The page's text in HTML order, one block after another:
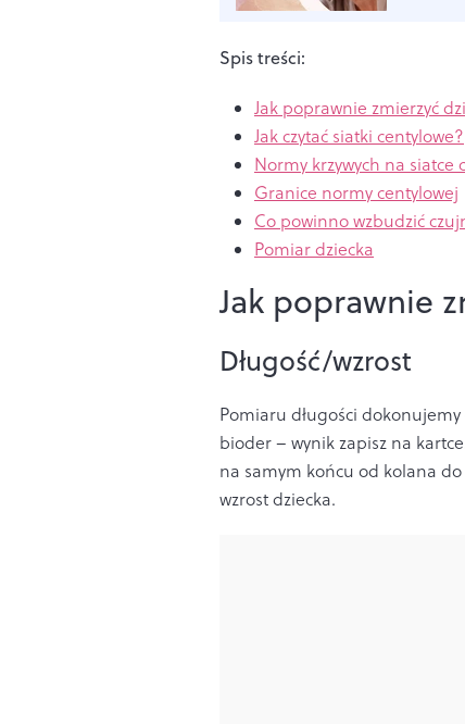
Spis treści:
Jak poprawnie zmierzyć
Jak czytać siatki centylowe?
Normy krzywych na siatce
Granice normy centylowej
Co powinno wzbudzić
Pomiar dziecka
Jak poprawnie
Długość/wzrost
Pomiaru długości dokonujemy
bioder – wynik zapisz na
na samym końcu od kolana
wzrost dziecka.